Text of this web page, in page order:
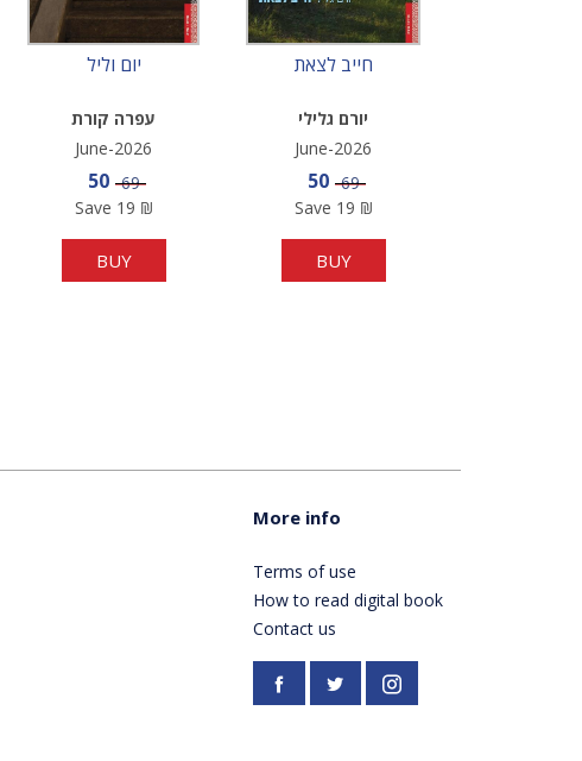
יום וליל
עפרה קורת
June-2026
Sale price
50 Price
69
Save 19 ₪
BUY
חייב לצאת
יורם גלילי
June-2026
Sale price
50 Price
69
Save 19 ₪
BUY
More info
Terms of use
How to read digital book
Contact us
Facebookhttps://twitter.com/
Instagram